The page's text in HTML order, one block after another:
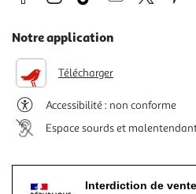
Notre application
Télécharger
Accessibilité : non conforme
Espace sourds et
Interdiction de